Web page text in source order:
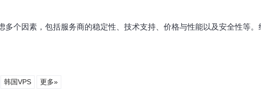
多个因素，包括服务商的稳定性、技术支持、价格与性能以及安全性等
韩国VPS 更多»